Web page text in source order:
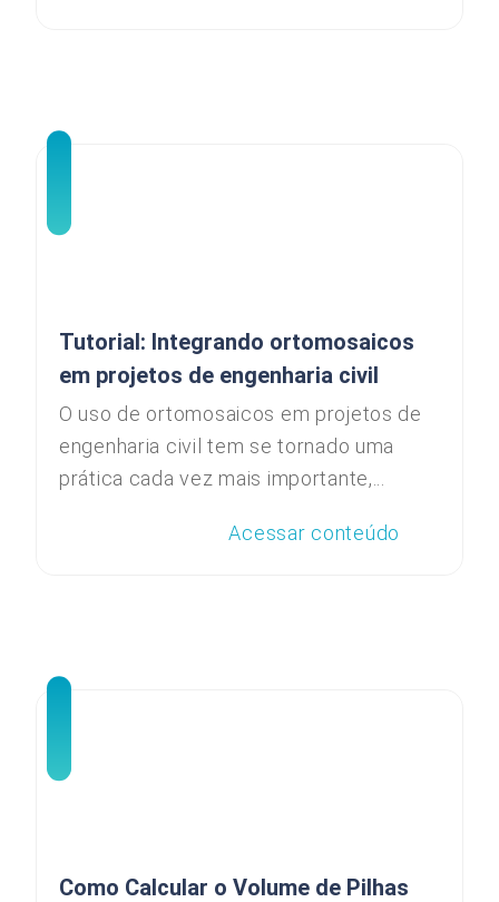
Tutorial: Integrando ortomosaicos
em projetos de engenharia civil
O uso de ortomosaicos em projetos de
engenharia civil tem se tornado uma
prática cada vez mais importante,...
Acessar conteúdo
Como Calcular o Volume de Pilhas